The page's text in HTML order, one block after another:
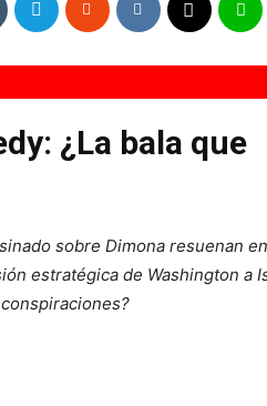
¿La bala que
sobre Dimona resuenan
estratégica de Washington a